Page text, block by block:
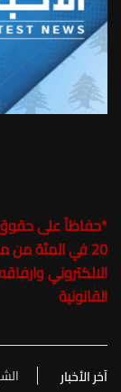
*حفاظاً على حقوق
القانونية
آخر الأخبار